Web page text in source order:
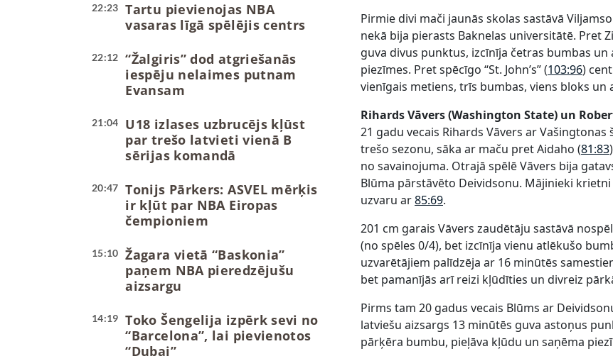
22:23
Tartu pievienojas NBA
vasaras līgā spēlējis centrs
22:12
“Žalgiris” dod atgriešanās
iespēju nelaimes putnam
Evansam
21:04
U18 izlases uzbrucējs kļūst
par trešo latvieti vienā B
sērijas komandā
20:47
Tonijs Pārkers: ASVEL mērķis
ir kļūt par NBA Eiropas
čempioniem
15:10
Žagara vietā “Baskonia”
paņem NBA pieredzējušu
aizsargu
14:19
Toko Šengelija izpērk sevi no
“Barcelona”, lai pievienotos
“Dubai”
Pirmie divi mači jaunās skolas sastāvā
nekā bija pierasts Baknelas universitātē. Pret
guva divus punktus, izcīnīja četras bumbas
piezīmes. Pret spēcīgo “St. John’s” (103:96)
vienīgais metiens, trīs bumbas, viens bloks un
Rihards Vāvers (Washington State) un
21 gadu vecais Rihards Vāvers ar
trešo sezonu, sāka ar maču pret Aidaho (81:83
no savainojuma. Otrajā spēlē Vāvers bija
Blūma pārstāvēto Deividsonu. Mājinieki
uzvaru ar85:69.
201 cm garais Vāvers zaudētāju sastāvā
(no spēles 0/4), bet izcīnīja vienu atlēkušo
uzvarētājiem palīdzēja ar 16 minūtēs
bet pamanījās arī reizi kļūdīties un divreiz
Pirms tam 20 gadus vecais Blūms ar
latviešu aizsargs 13 minūtēs guva astoņus
pārķēra bumbu, pieļāva kļūdu un saņēma